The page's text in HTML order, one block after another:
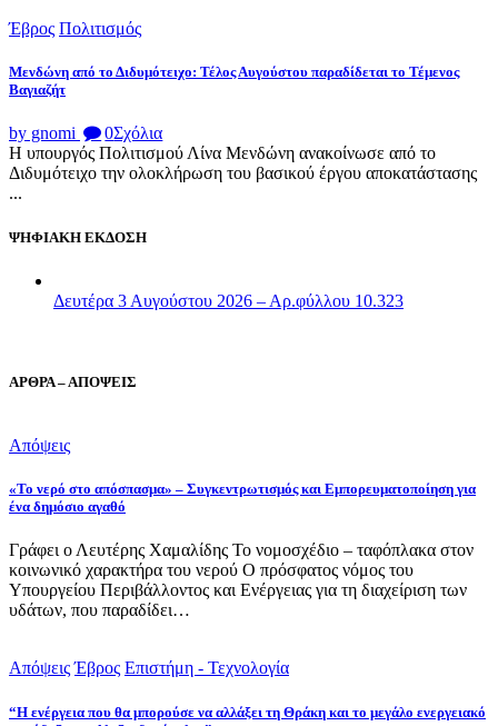
Έβρος Πολιτισμός
Μενδώνη από το Διδυμότειχο: Τέλος Αυγούστου παραδίδεται το Τέμενος
Βαγιαζήτ
by gnomi 0Σχόλια
Η υπουργός Πολιτισμού Λίνα Μενδώνη ανακοίνωσε από το
Διδυμότειχο την ολοκλήρωση του βασικού έργου αποκατάστασης
...
ΨΗΦΙΑΚΗ ΕΚΔΟΣΗ
Δευτέρα 3 Αυγούστου 2026 – Αρ.φύλλου 10.323
ΑΡΘΡΑ – ΑΠΟΨΕΙΣ
Απόψεις
«Το νερό στο απόσπασμα» – Συγκεντρωτισμός και Εμπορευματοποίηση για
ένα δημόσιο αγαθό
Γράφει ο Λευτέρης Χαμαλίδης Το νομοσχέδιο – ταφόπλακα στον
κοινωνικό χαρακτήρα του νερού Ο πρόσφατος νόμος του
Υπουργείου Περιβάλλοντος και Ενέργειας για τη διαχείριση των
υδάτων, που παραδίδει…
Απόψεις Έβρος Επιστήμη - Τεχνολογία
“Η ενέργεια που θα μπορούσε να αλλάξει τη Θράκη και το μεγάλο ενεργειακό